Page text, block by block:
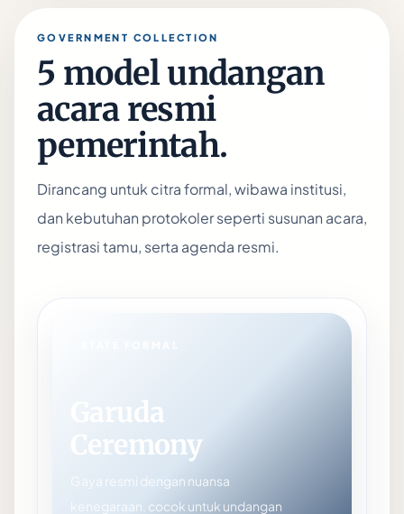
GOVERNMENT COLLECTION
5 model undangan
acara resmi
pemerintah.
Dirancang untuk citra formal, wibawa institusi,
dan kebutuhan protokoler seperti susunan acara,
registrasi tamu, serta agenda resmi.
Garuda
Ceremony
Gaya resmi dengan nuansa
kenegaraan, cocok untuk undangan